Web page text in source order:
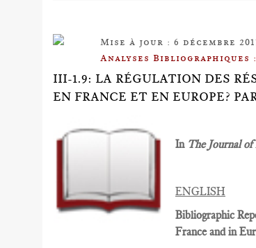
Mise à jour : 6 décembre
Analyses Bibliographiques
III-1.9: LA RÉGULATION DES
EN FRANCE ET EN EUROPE?
In The Journal of
ENGLISH
Bibliographic
France and in